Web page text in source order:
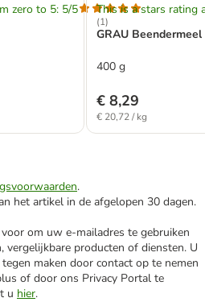
zero to 5: 5/5 This is a stars rating
(1)
GRAU Beendermeel
400 g
€ 8,29
€ 20,72 / kg
.
het artikel in de afgelopen 30 dagen.
om uw e-mailadres te gebruiken
vergelijkbare producten of diensten. U
maken door contact op te nemen
of door ons Privacy Portal te
u hier.